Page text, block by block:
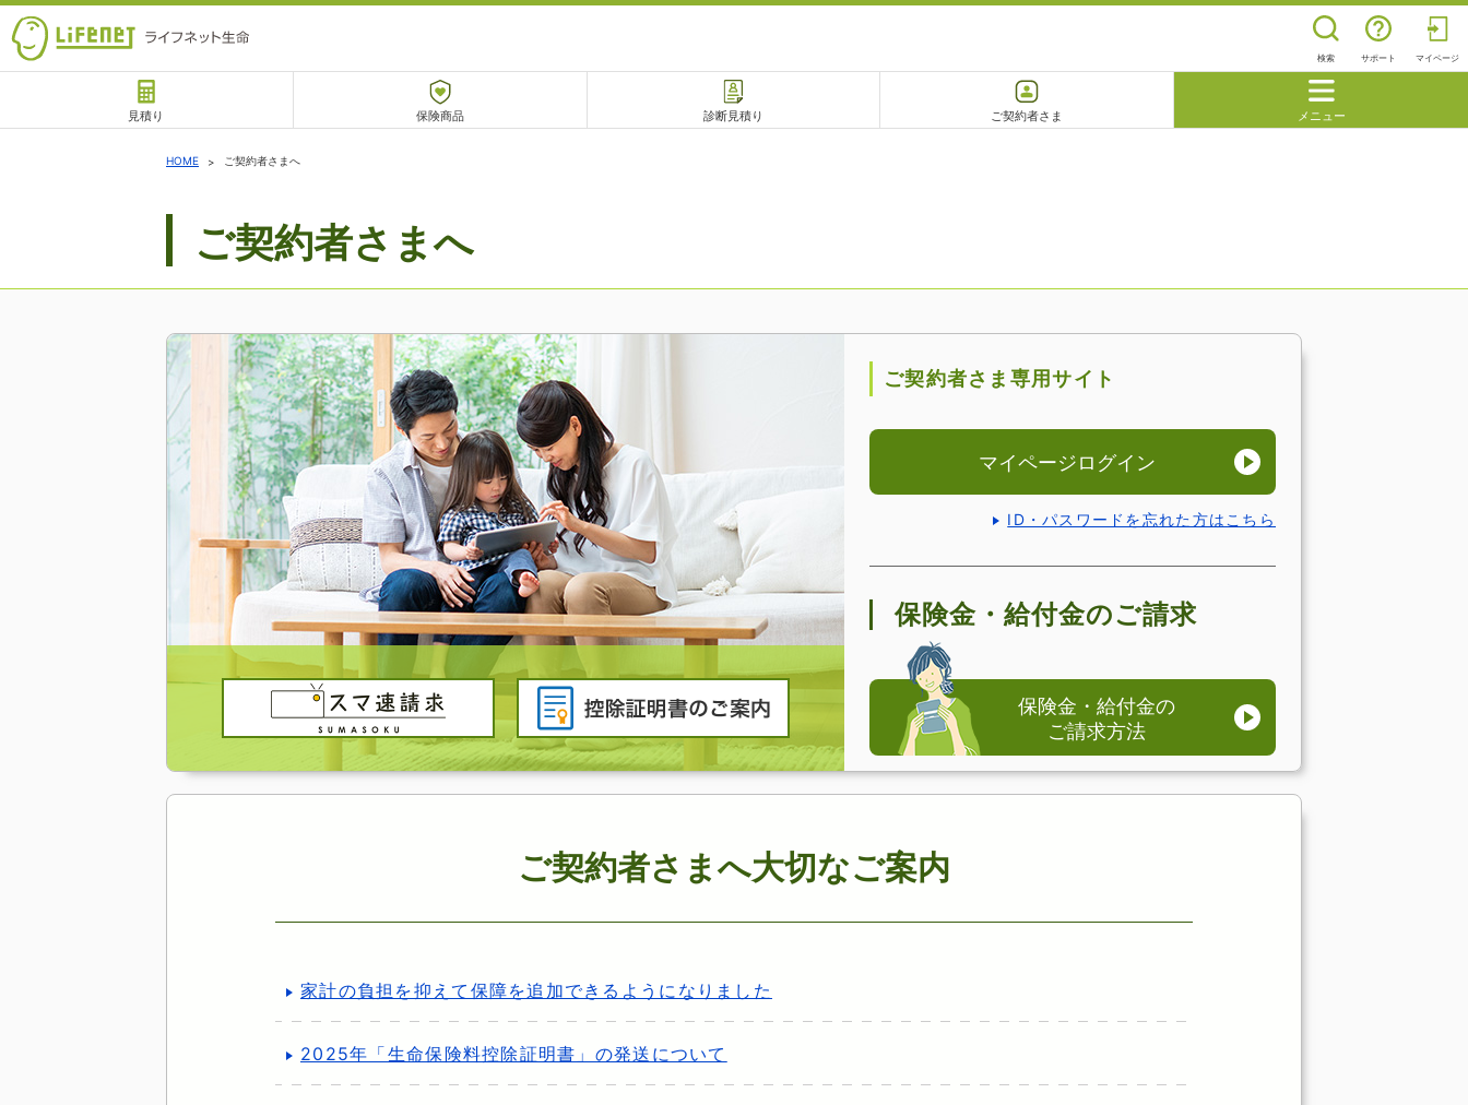
検索 サポート マイページ
見積り 保険商品 診断見積り ご契約者さま メニュー
チャットサポート
HOME ご契約者さまへ
ご契約者さまへ
ご契約者さま専用サイト
マイページログイン
ID・パスワードを忘れた方はこちら
保険金・給付金のご請求
保険金・給付金の
ご請求方法
ご契約者さまへ大切なご案内
家計の負担を抑えて保障を追加できるようになりました
2025年「生命保険料控除証明書」の発送について